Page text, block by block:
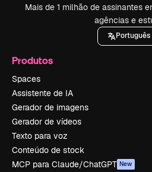
Mais de 1 milhão de assinantes
agências e
Português
Produtos
Spaces
Assistente de IA
Gerador de imagens
Gerador de vídeos
Texto para voz
Conteúdo de stock
MCP para Claude/ChatGPT New